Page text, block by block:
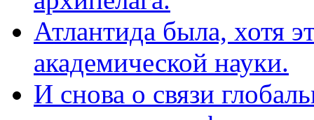
Атлантида была, хотя
академической науки.
И снова о связи